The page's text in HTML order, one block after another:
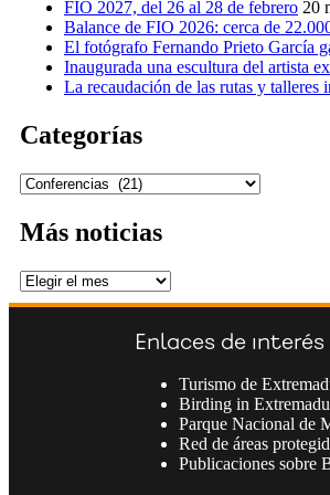
poder
del
águila
harpía’,
Muñiz
FIO 2027, del 26 al 28 de febrero 20
Balance de FIO 2026: cerca de
El fotógrafo Fernando Prieto García
Inaugurada una escultura del artista
La recaudación de las rutas y talleres
Categorías
Categorías
Más noticias
Más
noticias
Enlaces de interés
Turismo de
Birding in
Parque Nacional de
Red de áreas
Publicaciones sobre